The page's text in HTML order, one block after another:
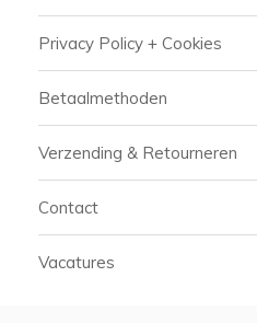
Privacy Policy + Cookies
Betaalmethoden
Verzending & Retourneren
Contact
Vacatures